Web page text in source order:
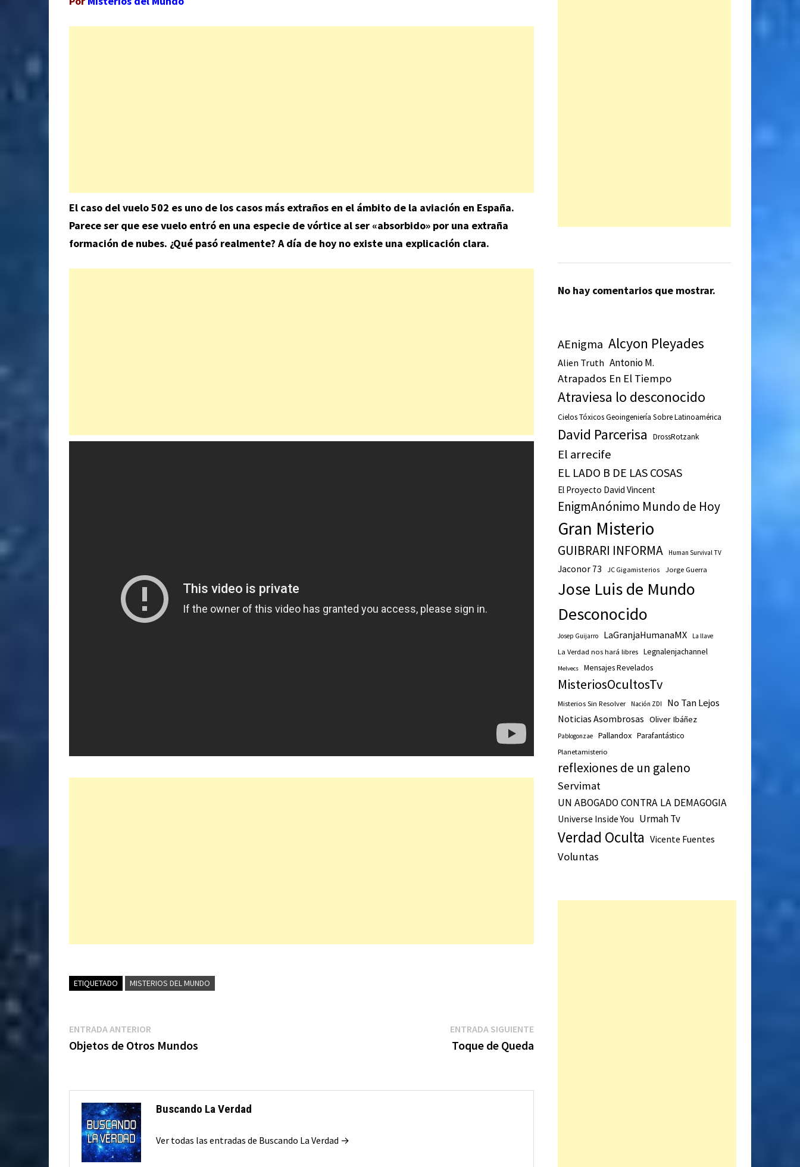
El caso del vuelo 502 es uno de los casos más extraños en el ámbito de la aviación en España.
Parece ser que ese vuelo entró en una especie de vórtice al ser «absorbido» por una extraña
formación de nubes. ¿Qué pasó realmente? A día de hoy no existe una explicación clara.
ETIQUETADO MISTERIOS DEL MUNDO
Navegación
de
ENTRADA ANTERIOREntrada
anterior:
Objetos de Otros Mundos
ENTRADA SIGUIENTEEntrada
siguiente:
Toque de Queda
Buscando La Verdad
Ver todas las entradas de Buscando La Verdad →
No hay comentarios que mostrar.
AEnigma Alcyon Pleyades
Alien Truth Antonio M.
Atrapados En El Tiempo
Atraviesa lo desconocido
Cielos Tóxicos Geoingeniería Sobre Latinoamérica
David Parcerisa DrossRotzank
El arrecife
EL LADO B DE LAS COSAS
El Proyecto David Vincent
EnigmAnónimo Mundo de Hoy
Gran Misterio
GUIBRARI INFORMA Human Survival TV
Jaconor 73 JC Gigamisterios Jorge Guerra
Jose Luis de Mundo
Desconocido
Josep Guijarro LaGranjaHumanaMX La llave
La Verdad nos hará libres Legnalenjachannel
Melvecs Mensajes Revelados
MisteriosOcultosTv
Misterios Sin Resolver Nación ZDI No Tan Lejos
Noticias Asombrosas Oliver Ibáñez
Pablogonzae Pallandox Parafantástico
Planetamisterio
reflexiones de un galeno
Servimat
UN ABOGADO CONTRA LA DEMAGOGIA
Universe Inside You Urmah Tv
Verdad Oculta Vicente Fuentes
Voluntas